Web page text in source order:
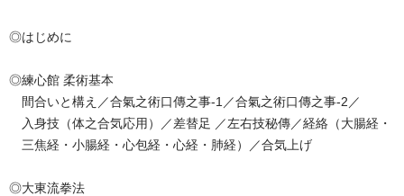
◎はじめに
◎練心館 柔術基本
間合いと構え／合氣之術口傳之事-1／合氣之術口傳之事-2／
入身技（体之合気応用）／差替足 ／左右技秘傳／経絡（大腸経・
三焦経・小腸経・心包経・心経・肺経）／合気上げ
◎大東流拳法